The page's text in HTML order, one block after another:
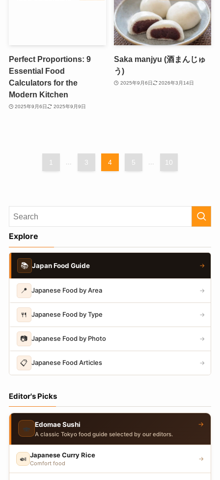
Perfect Proportions: 9
Essential Food
Calculators for the
Modern Kitchen
2025年9月6日 2025年9月9日
Saka manjyu (酒まんじゅ
う)
2025年9月6日 2026年3月14日
1 ... 3 4 5 ... 10
Explore
📚 Japan Food Guide →
📍 Japanese Food by Area →
🍴 Japanese Food by Type →
📷 Japanese Food by Photo →
📋 Japanese Food Articles →
Editor's Picks
🍣 Edomae Sushi
A classic Tokyo food guide selected by our editors.
→
🍛 Japanese Curry Rice
Comfort food
→